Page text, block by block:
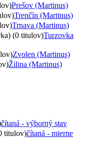
Prešov (Martinus)
Trenčín (Martinus)
Trnava (Martinus)
(0 titulov)Turzovka
Zvolen (Martinus)
Žilina (Martinus)
čítaná - výborný stav
titulov)čítaná - mierne